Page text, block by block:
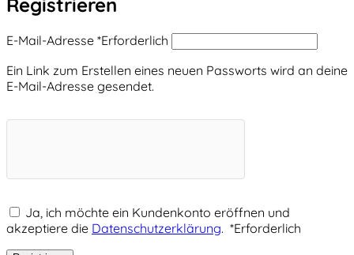
E-Mail-Adresse *Erforderlich
Ein Link zum Erstellen eines neuen Passworts wird an deine
E-Mail-Adresse gesendet.
Ja, ich möchte ein Kundenkonto eröffnen und
akzeptiere die Datenschutzerklärung. *Erforderlich